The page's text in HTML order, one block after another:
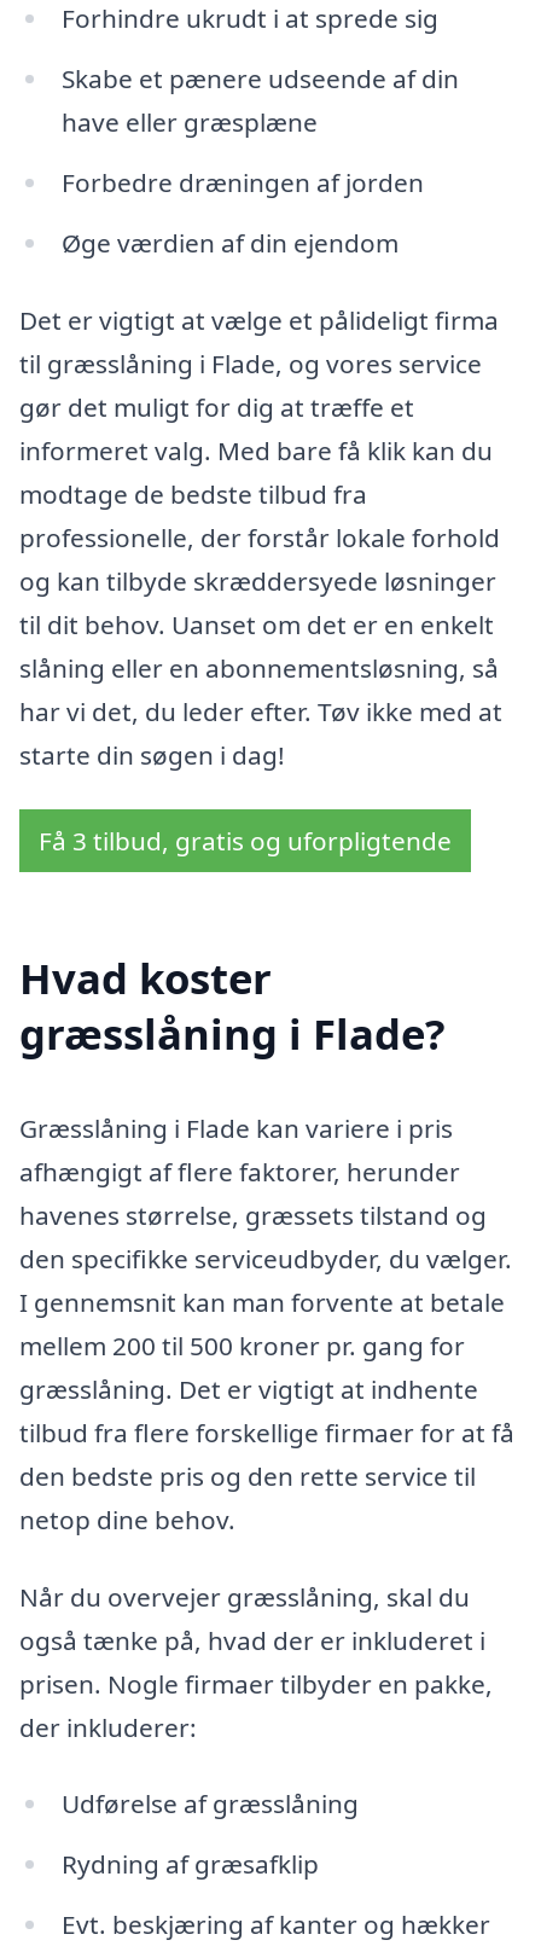
Forhindre ukrudt i at sprede sig
Skabe et pænere udseende af din
have eller græsplæne
Forbedre dræningen af jorden
Øge værdien af din ejendom
Det er vigtigt at vælge et pålideligt firma
til græsslåning i Flade, og vores service
gør det muligt for dig at træffe et
informeret valg. Med bare få klik kan du
modtage de bedste tilbud fra
professionelle, der forstår lokale forhold
og kan tilbyde skræddersyede løsninger
til dit behov. Uanset om det er en enkelt
slåning eller en abonnementsløsning, så
har vi det, du leder efter. Tøv ikke med at
starte din søgen i dag!
Få 3 tilbud, gratis og uforpligtende
Hvad koster
græsslåning i Flade?
Græsslåning i Flade kan variere i pris
afhængigt af flere faktorer, herunder
havenes størrelse, græssets tilstand og
den specifikke serviceudbyder, du vælger.
I gennemsnit kan man forvente at betale
mellem 200 til 500 kroner pr. gang for
græsslåning. Det er vigtigt at indhente
tilbud fra flere forskellige firmaer for at få
den bedste pris og den rette service til
netop dine behov.
Når du overvejer græsslåning, skal du
også tænke på, hvad der er inkluderet i
prisen. Nogle firmaer tilbyder en pakke,
der inkluderer:
Udførelse af græsslåning
Rydning af græsafklip
Evt. beskjæring af kanter og hækker